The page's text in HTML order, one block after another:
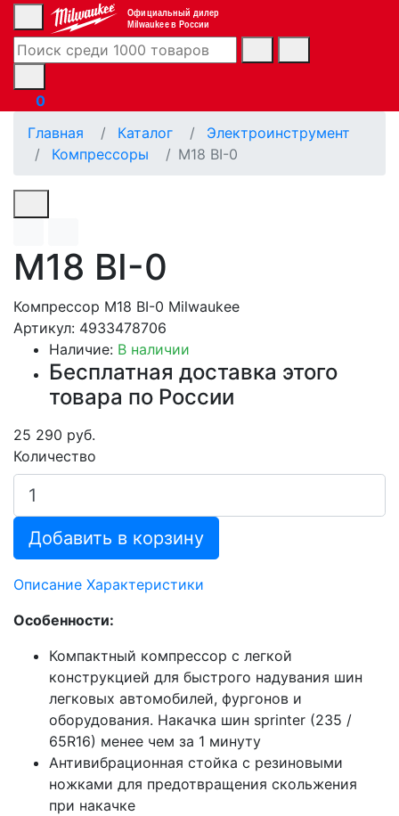
Официальный дилер
Milwaukee в России
0
Главная
Каталог
Электроинструмент
Компрессоры
M18 BI-0
M18 BI-0
Компрессор M18 BI-0 Milwaukee
Артикул: 4933478706
Наличие: В наличии
Бесплатная доставка этого
товара по России
25 290 руб.
Количество
Добавить в корзину
Описание Характеристики
Особенности:
Компактный компрессор с легкой
конструкцией для быстрого надувания шин
легковых автомобилей, фургонов и
оборудования. Накачка шин sprinter (235 /
65R16) менее чем за 1 минуту
Антивибрационная стойка с резиновыми
ножками для предотвращения скольжения
при накачке